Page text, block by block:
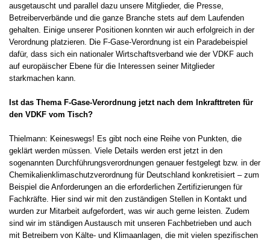
ausgetauscht und parallel dazu unsere Mitglieder, die Presse,
Betreiberverbände und die ganze Branche stets auf dem Laufenden
gehalten. Einige unserer Positionen konnten wir auch erfolgreich in der
Verordnung platzieren. Die F-Gase-Verordnung ist ein Paradebeispiel
dafür, dass sich ein nationaler Wirtschaftsverband wie der VDKF auch
auf europäischer Ebene für die Interessen seiner Mitglieder
starkmachen kann.
Ist das Thema F-Gase-Verordnung jetzt nach dem Inkrafttreten für
den VDKF vom Tisch?
Thielmann: Keineswegs! Es gibt noch eine Reihe von Punkten, die
geklärt werden müssen. Viele Details werden erst jetzt in den
sogenannten Durchführungsverordnungen genauer festgelegt bzw. in der
Chemikalienklimaschutzverordnung für Deutschland konkretisiert – zum
Beispiel die Anforderungen an die erforderlichen Zertifizierungen für
Fachkräfte. Hier sind wir mit den zuständigen Stellen in Kontakt und
wurden zur Mitarbeit aufgefordert, was wir auch gerne leisten. Zudem
sind wir im ständigen Austausch mit unseren Fachbetrieben und auch
mit Betreibern von Kälte- und Klimaanlagen, die mit vielen spezifischen